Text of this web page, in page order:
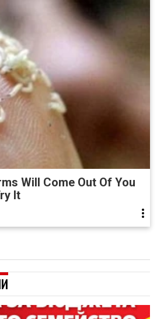
Will Come Out Of You
It